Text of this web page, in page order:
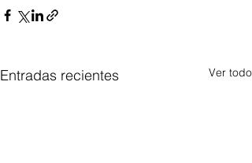
Entradas recientes Ver todo